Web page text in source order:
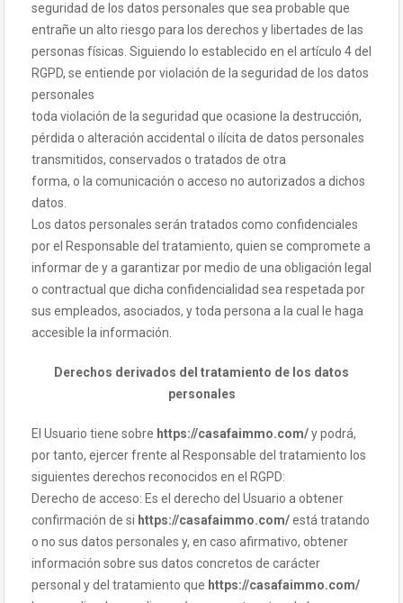
seguridad de los datos personales que sea probable que
entrañe un alto riesgo para los derechos y libertades de las
personas físicas. Siguiendo lo establecido en el artículo 4 del
RGPD, se entiende por violación de la seguridad de los datos
personales
toda violación de la seguridad que ocasione la destrucción,
pérdida o alteración accidental o ilícita de datos personales
transmitidos, conservados o tratados de otra
forma, o la comunicación o acceso no autorizados a dichos
datos.
Los datos personales serán tratados como confidenciales
por el Responsable del tratamiento, quien se compromete a
informar de y a garantizar por medio de una obligación legal
o contractual que dicha confidencialidad sea respetada por
sus empleados, asociados, y toda persona a la cual le haga
accesible la información.
Derechos derivados del tratamiento de los datos
personales
El Usuario tiene sobre https://casafaimmo.com/y podrá,
por tanto, ejercer frente al Responsable del tratamiento los
siguientes derechos reconocidos en el RGPD:
Derecho de acceso: Es el derecho del Usuario a obtener
confirmación de si https://casafaimmo.com/está tratando
o no sus datos personales y, en caso afirmativo, obtener
información sobre sus datos concretos de carácter
personal y del tratamiento que https://casafaimmo.com/